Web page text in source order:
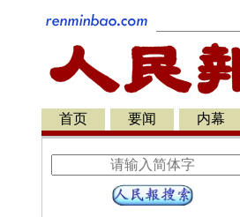
首页 要闻 内幕